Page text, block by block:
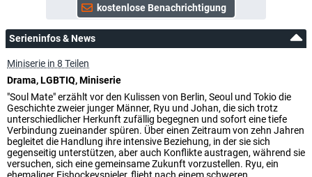
Serieninfos & News
Miniserie in 8 Teilen
Drama, LGBTIQ, Miniserie
"Soul Mate" erzählt vor den Kulissen von Berlin, Seoul und Tokio die
Geschichte zweier junger Männer, Ryu und Johan, die sich trotz
unterschiedlicher Herkunft zufällig begegnen und sofort eine tiefe
Verbindung zueinander spüren. Über einen Zeitraum von zehn Jahren
begleitet die Handlung ihre intensive Beziehung, in der sie sich
gegenseitig unterstützen, aber auch Konflikte austragen, während sie
versuchen, sich eine gemeinsame Zukunft vorzustellen. Ryu, ein
ehemaliger Eishockeyspieler, flieht nach einem schweren